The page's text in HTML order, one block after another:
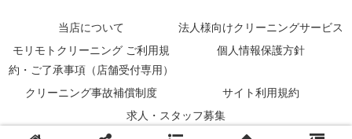
当店について
法人様向けクリーニングサービス
モリモトクリーニング ご利用規
約・ご了承事項（店舗受付専用）
個人情報保護方針
クリーニング事故補償制度
サイト利用規約
求人・スタッフ募集